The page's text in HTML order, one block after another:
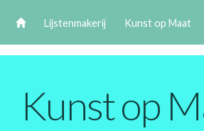
Lijstenmakerij Kunst op Maat
Kunst op